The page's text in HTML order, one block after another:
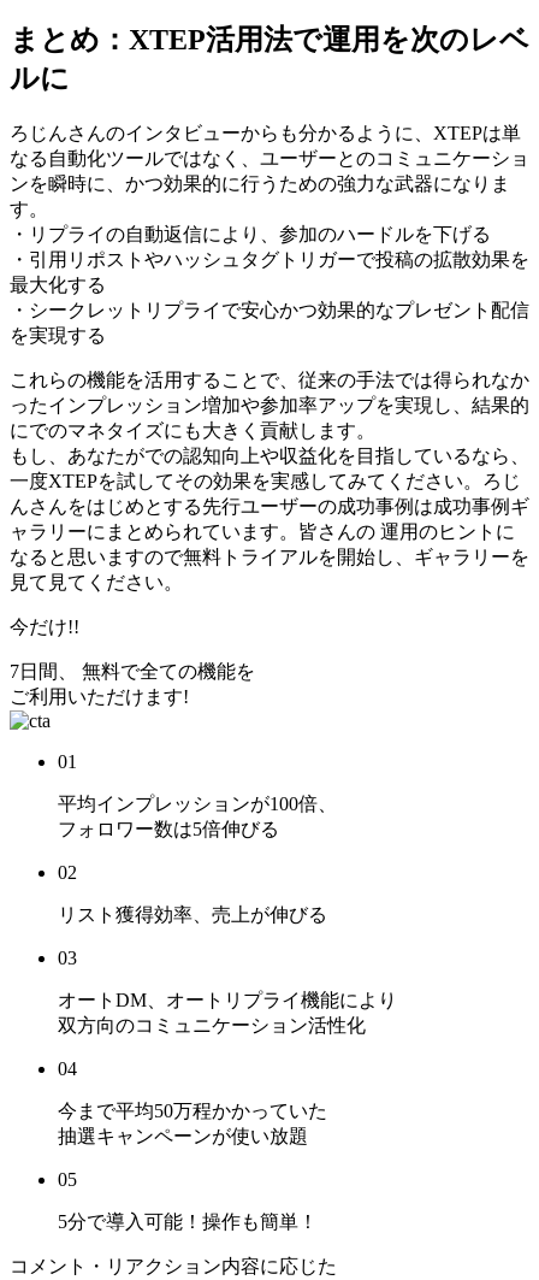
まとめ：XTEP活用法で運用を次のレベ
ルに
ろじんさんのインタビューからも分かるように、XTEPは単
なる自動化ツールではなく、ユーザーとのコミュニケーショ
ンを瞬時に、かつ効果的に行うための強力な武器になりま
す。
・リプライの自動返信により、参加のハードルを下げる
・引用リポストやハッシュタグトリガーで投稿の拡散効果を
最大化する
・シークレットリプライで安心かつ効果的なプレゼント配信
を実現する
これらの機能を活用することで、従来の手法では得られなか
ったインプレッション増加や参加率アップを実現し、結果的
にでのマネタイズにも大きく貢献します。
もし、あなたがでの認知向上や収益化を目指しているなら、
一度XTEPを試してその効果を実感してみてください。ろじ
んさんをはじめとする先行ユーザーの成功事例は成功事例ギ
ャラリーにまとめられています。皆さんの 運用のヒントに
なると思いますので無料トライアルを開始し、ギャラリーを
見て見てください。
今だけ!!
7日間、 無料で全ての機能を
ご利用いただけます!
01
平均インプレッションが100倍
フォロワー数は5倍伸びる
02
リスト獲得効率、売上が伸びる
03
オートDM、オートリプライ機能により
双方向のコミュニケーション活性化
04
今まで平均50万程かかっていた
抽選キャンペーンが使い放題
05
5分で導入可能！ 操作も簡単！
コメント・リアクション内容に応じた